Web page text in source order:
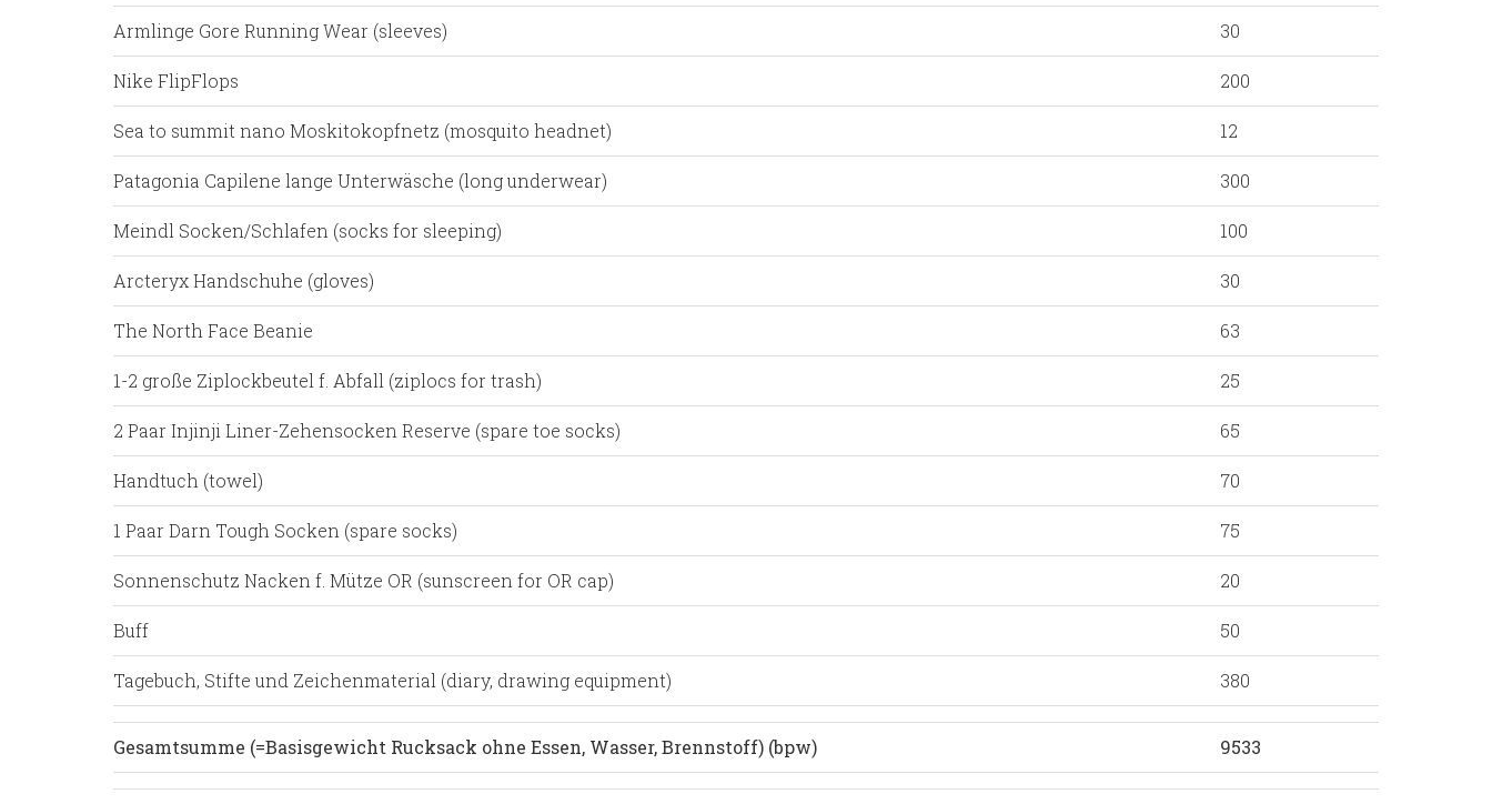
Armlinge Gore Running Wear (sleeves) 30
Nike FlipFlops 200
Sea to summit nano Moskitokopfnetz (mosquito headnet) 12
Patagonia Capilene lange Unterwäsche (long underwear) 300
Meindl Socken/Schlafen (socks for sleeping) 100
Arcteryx Handschuhe (gloves) 30
The North Face Beanie 63
1-2 große Ziplockbeutel f. Abfall (ziplocs for trash) 25
2 Paar Injinji Liner-Zehensocken Reserve (spare toe socks) 65
Handtuch (towel) 70
1 Paar Darn Tough Socken (spare socks) 75
Sonnenschutz Nacken f. Mütze OR (sunscreen for OR cap) 20
Buff 50
Tagebuch, Stifte und Zeichenmaterial (diary, drawing equipment) 380
Gesamtsumme (=Basisgewicht Rucksack ohne Essen, Wasser, Brennstoff) (bpw) 9533